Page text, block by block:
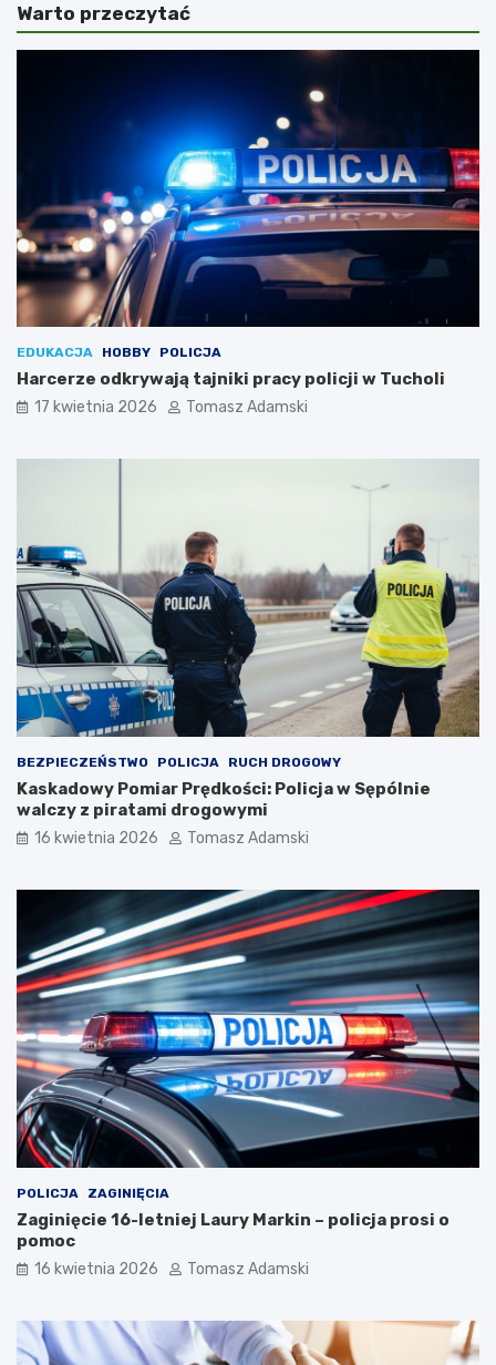
Warto przeczytać
EDUKACJA HOBBY POLICJA
Harcerze odkrywają tajniki pracy policji w Tucholi
17 kwietnia 2026 Tomasz Adamski
BEZPIECZEŃSTWO POLICJA RUCH DROGOWY
Kaskadowy Pomiar Prędkości: Policja w Sępólnie
walczy z piratami drogowymi
16 kwietnia 2026 Tomasz Adamski
POLICJA ZAGINIĘCIA
Zaginięcie 16-letniej Laury Markin – policja prosi o
pomoc
16 kwietnia 2026 Tomasz Adamski